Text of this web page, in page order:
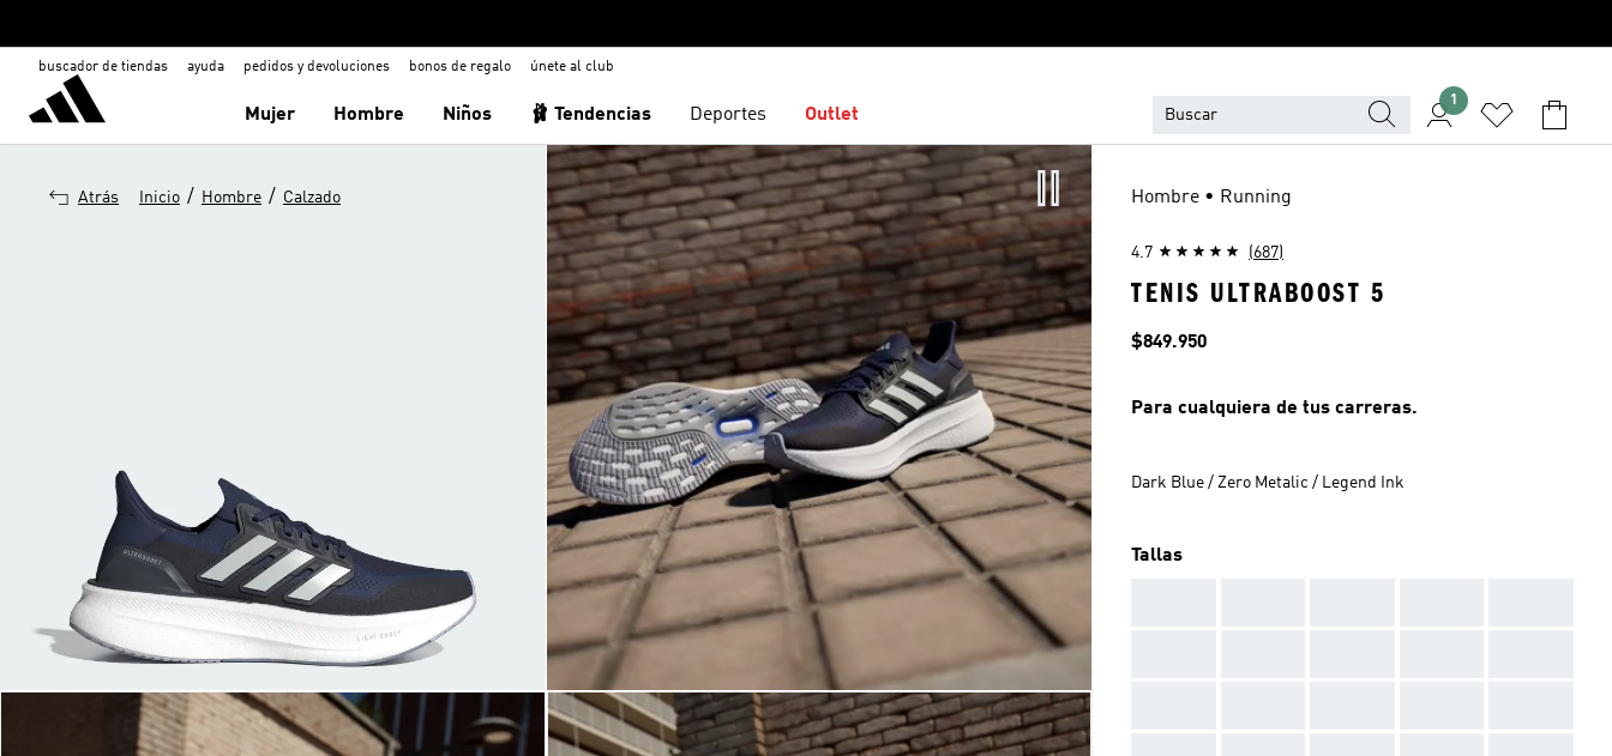
buscador de tiendas ayuda pedidos y devoluciones bonos de regalo únete al club
Mujer Hombre Niños 🩰 Tendencias Deportes Outlet
1
Atrás Inicio / Hombre / Calzado Hombre • Running
4.7 (687)
TENIS ULTRABOOST 5
Precio
$849.950
Para cualquiera de tus carreras.
Dark Blue / Zero Metalic / Legend Ink
Tallas